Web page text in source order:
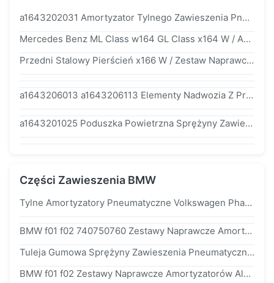
a1643202031 Amortyzator Tylnego Zawieszenia Pneumatycznego Mercedes Benz ML Class w164 GL Class x164 W/ADS
Mercedes Benz ML Class w164 GL Class x164 W / ADS Tylny Amortyzator Pneumatyczny a1643202031
Przedni Stalowy Pierścień x166 W / Zestaw Naprawczy Airmatic Do Mercedes - Benz w166 OE a1663201313 a1663201413
a1643206013 a1643206113 Elementy Nadwozia Z Przodu Bez Reklam Dla MERCEDES w164gl ML
a1643201025 Poduszka Powietrzna Sprężyny Zawieszenia Mercedes gl350 gl450 gl300 Rear
Części Zawieszenia BMW
Tylne Amortyzatory Pneumatyczne Volkswagen Phaeton 3D0616002
BMW f01 f02 740750760 Zestawy Naprawcze Amortyzatorów Tylnych 37126791675 37126791676
Tuleja Gumowa Sprężyny Zawieszenia Pneumatycznego Do BMW e39 5 Series 37121094613
BMW f01 f02 Zestawy Naprawcze Amortyzatorów Aluminiowych Z Tyłu Wewnątrz Z Tyłu OE 37126791675 37126791676